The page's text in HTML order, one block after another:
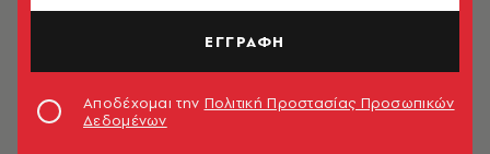
ΕΓΓΡΑΦΗ
Αποδέχομαι την Πολιτική Προστασίας Προσωπικών
Δεδομένων